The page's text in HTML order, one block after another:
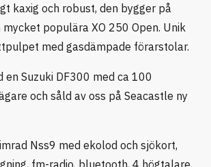
kaxig och robust, den bygger på
populära XO 250 Open. Unik
med gasdämpade förarstolar.
en Suzuki DF300 med ca 100
och såld av oss på Seacastle ny
Nss9 med ekolod och sjökort,
fm-radio, bluetooth, 4 högtalare,